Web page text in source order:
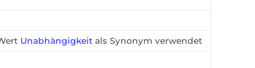
Unabhängigkeitals Synonym verwendet